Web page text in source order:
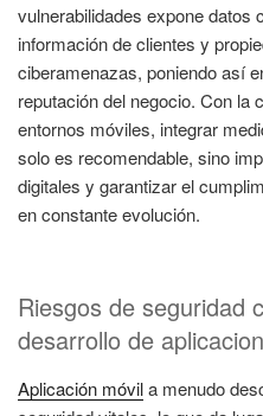
vulnerabilidades expone datos
información de clientes y
ciberamenazas, poniendo así
reputación del negocio. Con la
entornos móviles, integrar
solo es recomendable, sino
digitales y garantizar el
en constante evolución.
Riesgos de seguridad
desarrollo de
Aplicación móvila menudo